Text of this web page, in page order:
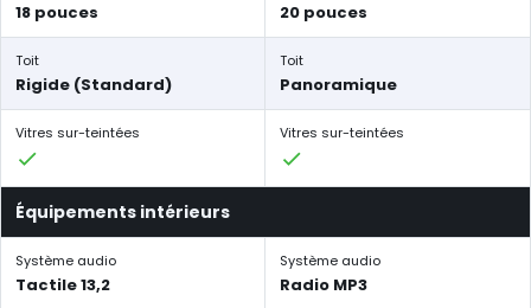
18 pouces 20 pouces
Toit
Rigide (Standard)
Toit
Panoramique
Vitres sur-teintées Vitres sur-teintées
Équipements intérieurs
Système audio
Tactile 13,2
Système audio
Radio MP3